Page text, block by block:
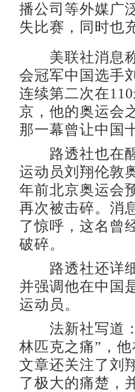
播公司等外媒广
失比赛，同时也
美联社消息称
会冠军中国选手
连续第二次在
京，他的奥运会
那一幕曾让中国
路透社也在醒
运动员刘翔伦敦
年前北京奥运会
再次被击碎。消
了惊呼，这名曾
破碎。
路透社还详细
并强调他在中国
运动员。
法新社写道：
林匹克之痛”，
文章还关注了刘
了极大的痛楚，